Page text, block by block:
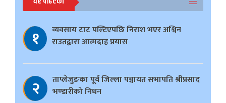
१
व्यवसाय टाट पल्टिएपछि निराश भएर अश्विन
राउतद्वारा आत्मदाह प्रयास
२
ताप्लेजुङका पूर्व जिल्ला पञ्चायत सभापति श्रीप्रसाद
भण्डारीको निधन